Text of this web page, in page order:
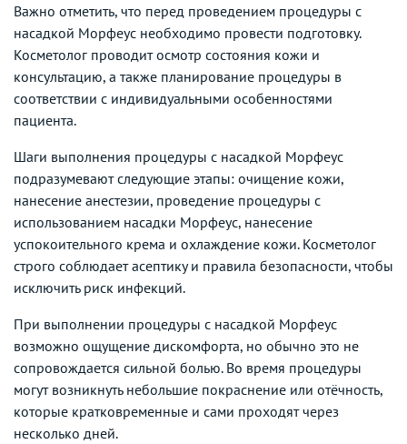
Важно отметить, что перед проведением процедуры с
насадкой Морфеус необходимо провести подготовку.
Косметолог проводит осмотр состояния кожи и
консультацию, а также планирование процедуры в
соответствии с индивидуальными особенностями
пациента.
Шаги выполнения процедуры с насадкой Морфеус
подразумевают следующие этапы: очищение кожи,
нанесение анестезии, проведение процедуры с
использованием насадки Морфеус, нанесение
успокоительного крема и охлаждение кожи. Косметолог
строго соблюдает асептику и правила безопасности, чтобы
исключить риск инфекций.
При выполнении процедуры с насадкой Морфеус
возможно ощущение дискомфорта, но обычно это не
сопровождается сильной болью. Во время процедуры
могут возникнуть небольшие покраснение или отёчность,
которые кратковременные и сами проходят через
несколько дней.